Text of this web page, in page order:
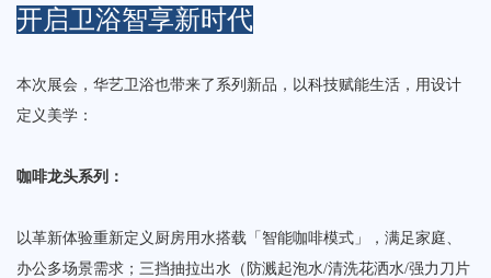
开启卫浴智享新时代
本次展会，华艺卫浴也带来了系列新品‌，以科技赋能生活，用设计
定义美学：
咖啡龙头系列‌：
以革新体验重新定义厨房用水搭载「智能咖啡模式」，满足家庭、
办公多场景需求；三挡抽拉出水（防溅起泡水/清洗花洒水/强力刀片